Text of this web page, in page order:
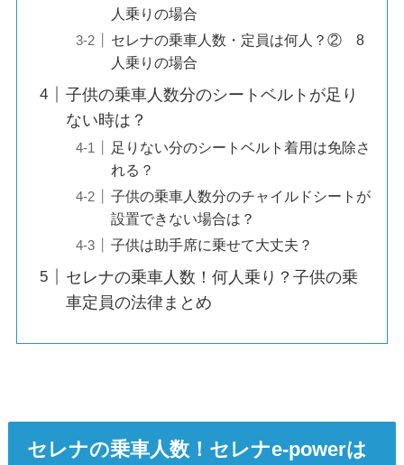
人乗りの場合
セレナの乗車人数・定員は何人？② 8
人乗りの場合
子供の乗車人数分のシートベルトが足り
ない時は？
足りない分のシートベルト着用は免除さ
れる？
子供の乗車人数分のチャイルドシートが
設置できない場合は？
子供は助手席に乗せて大丈夫？
セレナの乗車人数！何人乗り？子供の乗
車定員の法律まとめ
セレナの乗車人数！セレナe-powerは